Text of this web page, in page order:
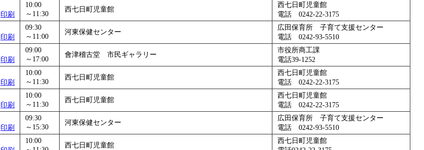
印刷
10:00
～11:30
西七日町児童館
西七日町児童館
電話 0242-22-3175
印刷
09:30
～11:00
河東保健センター
広田保育所 子育て支援センター
電話 0242-93-5510
印刷
09:00
～17:00
會津稽古堂 市民ギャラリー
市役所商工課
電話39-1252
印刷
10:00
～11:30
西七日町児童館
西七日町児童館
電話 0242-22-3175
印刷
10:00
～11:30
西七日町児童館
西七日町児童館
電話 0242-22-3175
印刷
09:30
～15:30
河東保健センター
広田保育所 子育て支援センター
電話 0242-93-5510
10:00
西七日町児童館
西七日町児童館